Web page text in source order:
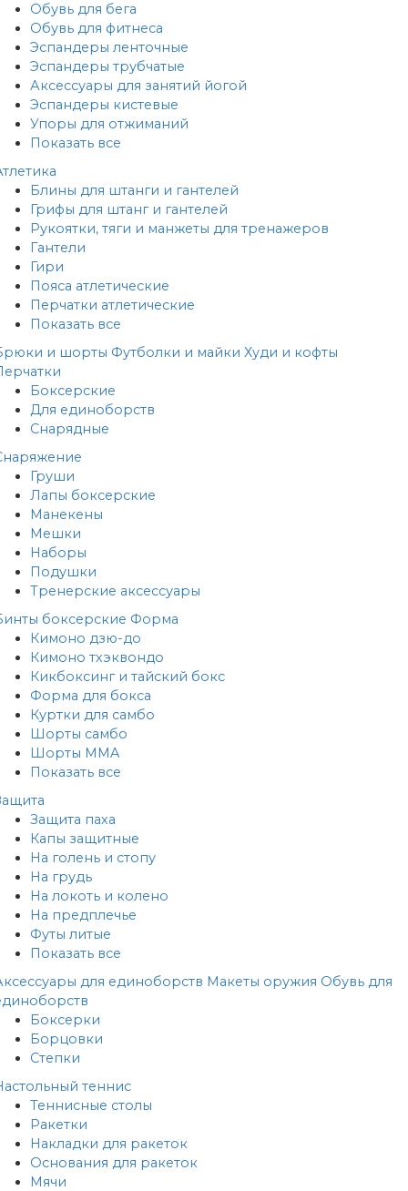
Обувь для бега
Обувь для фитнеса
Эспандеры ленточные
Эспандеры трубчатые
Аксессуары для занятий йогой
Эспандеры кистевые
Упоры для отжиманий
Показать все
Блины для штанги и гантелей
Грифы для штанг и гантелей
Рукоятки, тяги и манжеты для тренажеров
Гантели
Гири
Пояса атлетические
Перчатки атлетические
Показать все
и шорты Футболки и майки Худи и кофты
Боксерские
Для единоборств
Снарядные
Груши
Лапы боксерские
Манекены
Мешки
Наборы
Подушки
Тренерские аксессуары
боксерские Форма
Кимоно дзю-до
Кимоно тхэквондо
Кикбоксинг и тайский бокс
Форма для бокса
Куртки для самбо
Шорты самбо
Шорты MMA
Показать все
Защита паха
Капы защитные
На голень и стопу
На грудь
На локоть и колено
На предплечье
Футы литые
Показать все
для единоборств Макеты оружия Обувь для
Боксерки
Борцовки
Степки
теннис
Теннисные столы
Ракетки
Накладки для ракеток
Основания для ракеток
Мячи